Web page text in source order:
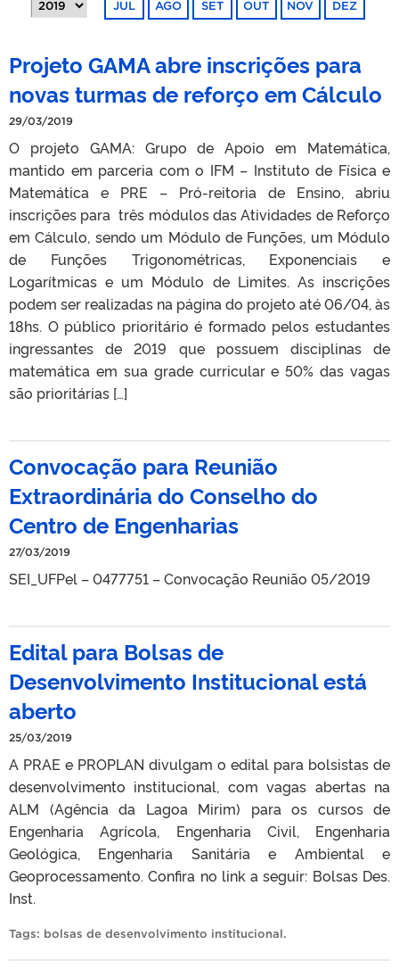
JUL AGO SET OUT NOV DEZ
Projeto GAMA abre inscrições para
novas turmas de reforço em Cálculo
29/03/2019
O projeto GAMA: Grupo de Apoio em Matemática,
mantido em parceria com o IFM – Instituto de Física e
Matemática e PRE – Pró-reitoria de Ensino, abriu
inscrições para três módulos das Atividades de Reforço
em Cálculo, sendo um Módulo de Funções, um Módulo
de Funções Trigonométricas, Exponenciais e
Logarítmicas e um Módulo de Limites. As inscrições
podem ser realizadas na página do projeto até 06/04, às
18hs. O público prioritário é formado pelos estudantes
ingressantes de 2019 que possuem disciplinas de
matemática em sua grade curricular e 50% das vagas
são prioritárias […]
Convocação para Reunião
Extraordinária do Conselho do
Centro de Engenharias
27/03/2019
SEI_UFPel – 0477751 – Convocação Reunião 05/2019
Edital para Bolsas de
Desenvolvimento Institucional está
aberto
25/03/2019
A PRAE e PROPLAN divulgam o edital para bolsistas de
desenvolvimento institucional, com vagas abertas na
ALM (Agência da Lagoa Mirim) para os cursos de
Engenharia Agrícola, Engenharia Civil, Engenharia
Geológica, Engenharia Sanitária e Ambiental e
Geoprocessamento. Confira no link a seguir: Bolsas Des.
Inst.
Tags: bolsas de desenvolvimento institucional.